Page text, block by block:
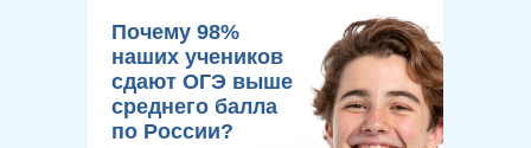
Почему 98%
наших учеников
сдают ОГЭ выше
среднего балла
по России?